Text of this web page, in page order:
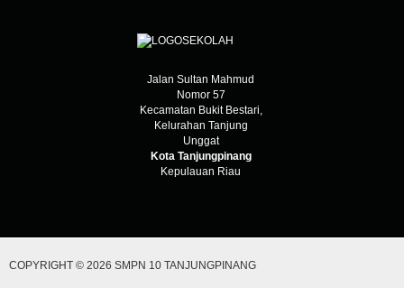
Jalan Sultan Mahmud
Nomor 57
Kecamatan Bukit Bestari,
Kelurahan Tanjung
Unggat
Kota Tanjungpinang
Kepulauan Riau
COPYRIGHT © 2026 SMPN 10 TANJUNGPINANG